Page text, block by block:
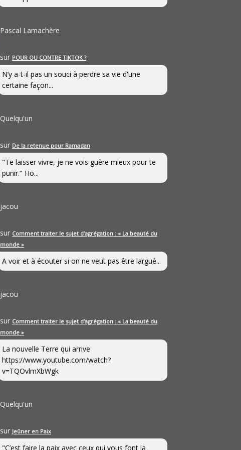
Pascal Lamachère
sur POUR OU CONTRE TIKTOK ?
N’y a-t-il pas un souci à perdre sa vie d'une
certaine façon...
Quelqu'un
sur De la retenue pour Ramadan
"Te laisser vivre, je ne vois guère mieux pour te
punir." Ho...
jacou
sur Comment traiter le sujet d’agrégation : « La beauté du
monde »
A voir et à écouter si on ne veut pas être largué...
jacou
sur Comment traiter le sujet d’agrégation : « La beauté du
monde »
La nouvelle Terre qui arrive
https://www.youtube.com/watch?
v=TQOvlmXbWgk
Quelqu'un
sur Jeûner en Paix
"C’est faire la paix avec ceux qui vous font la